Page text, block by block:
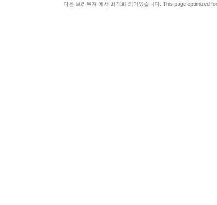
다음 브라우져 에서 최적화 되어있습니다. This page optimized